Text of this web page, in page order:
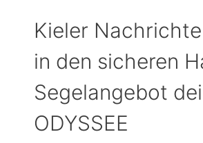
Kieler
in den sicheren
Segelangebot dei
ODYSSEE